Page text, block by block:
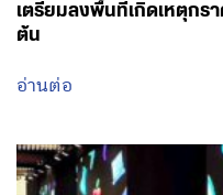
เตรียมลงพื้นที่เกิดเหตุกร
ต้น
อ่านต่อ